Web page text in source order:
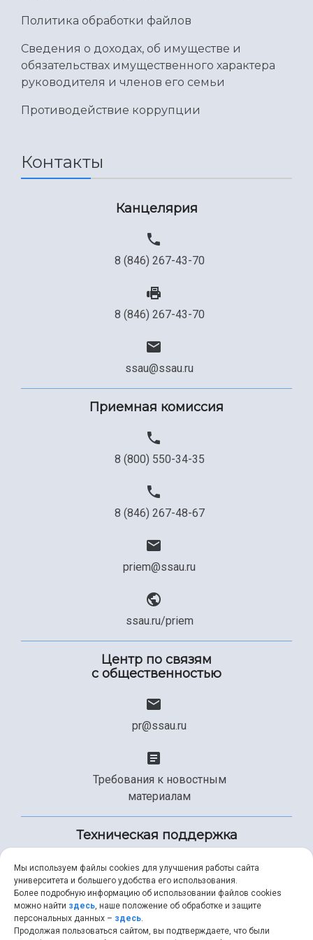
Международный межвузовский кампус
Официальные документы
Политика обработки файлов
Сведения о доходах, об имуществе и
обязательствах имущественного характера
руководителя и членов его семьи
Противодействие коррупции
Контакты
Канцелярия
8 (846) 267-43-70
8 (846) 267-43-70
ssau@ssau.ru
Приемная комиссия
8 (800) 550-34-35
8 (846) 267-48-67
priem@ssau.ru
ssau.ru/priem
Центр по связям
с общественностью
pr@ssau.ru
Требования к новостным
материалам
Техническая поддержка
+7 (846) 267-49-99
Мы используем файлы cookies для улучшения работы сайта
университета и большего удобства его использования.
Более подробную информацию об использовании файлов cookies
можно найти здесь, наше положение об обработке и защите
персональных данных – здесь.
Продолжая пользоваться сайтом, вы подтверждаете, что были